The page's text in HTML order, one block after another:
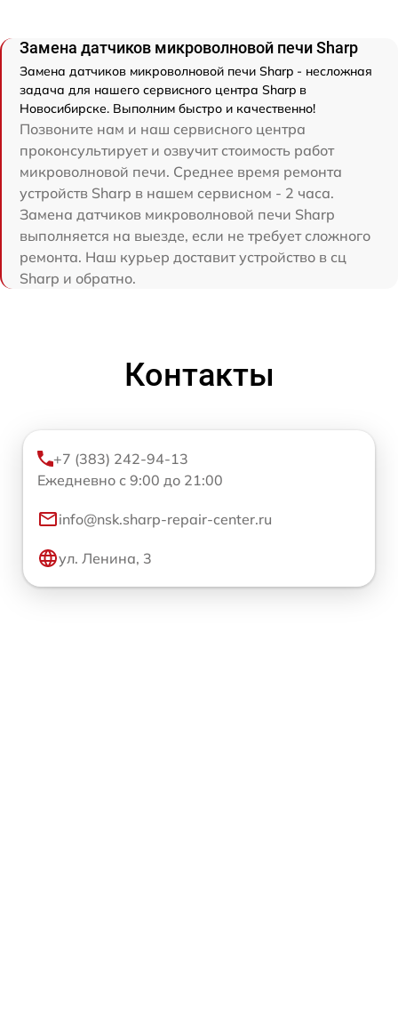
Замена датчиков микроволновой печи Sharp
Замена датчиков микроволновой печи Sharp - несложная
задача для нашего сервисного центра Sharp в
Новосибирске. Выполним быстро и качественно!
Позвоните нам и наш сервисного центра
проконсультирует и озвучит стоимость работ
микроволновой печи. Среднее время ремонта
устройств Sharp в нашем сервисном - 2 часа.
Замена датчиков микроволновой печи Sharp
выполняется на выезде, если не требует сложного
ремонта. Наш курьер доставит устройство в сц
Sharp и обратно.
Контакты
+7 (383) 242-94-13
Ежедневно с 9:00 до 21:00
info@nsk.sharp-repair-center.ru
ул. Ленина, 3